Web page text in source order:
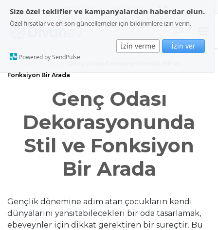
Size özel teklifler ve kampanyalardan haberdar olun.
Özel fırsatlar ve en son güncellemeler için bildirimlere izin verin.
İzin verme İzin ver
Powered by SendPulse
Fonksiyon Bir Arada
Genç Odası
Dekorasyonunda
Stil ve Fonksiyon
Bir Arada
Gençlik dönemine adım atan çocukların kendi
dünyalarını yansıtabilecekleri bir oda tasarlamak,
ebeveynler için dikkat gerektiren bir süreçtir. Bu